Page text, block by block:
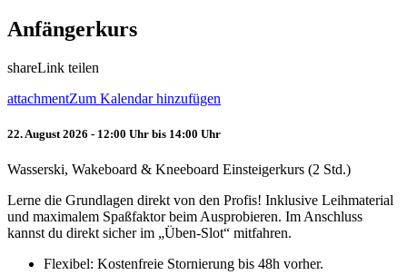
Anfängerkurs
shareLink teilen
attachmentZum Kalendar hinzufügen
22. August 2026 - 12:00 Uhr bis 14:00 Uhr
Wasserski, Wakeboard & Kneeboard Einsteigerkurs (2 Std.)
Lerne die Grundlagen direkt von den Profis! Inklusive Leihmaterial
und maximalem Spaßfaktor beim Ausprobieren. Im Anschluss
kannst du direkt sicher im „Üben-Slot“ mitfahren.
Flexibel: Kostenfreie Stornierung bis 48h vorher.